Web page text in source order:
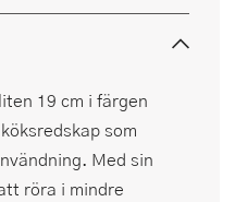
19 cm i färgen
som
Med sin
röra i mindre